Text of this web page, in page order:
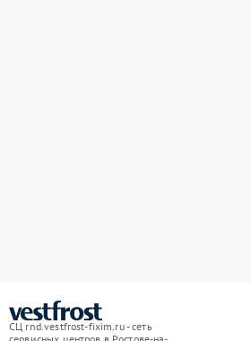
СЦ rnd.vestfrost-fixim.ru - сеть